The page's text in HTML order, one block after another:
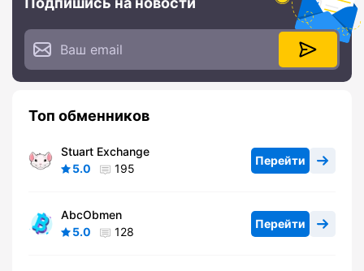
Топ обменников
Stuart Exchange
5.0
195
Перейти
AbcObmen
5.0
128
Перейти